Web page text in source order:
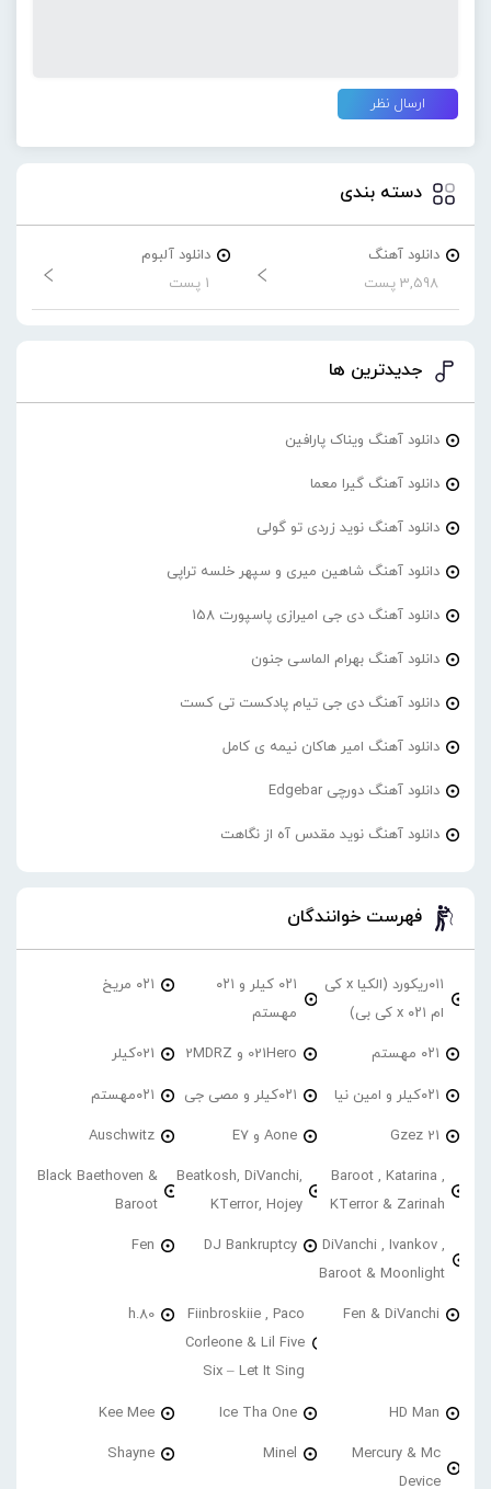
دسته بندی
دانلود آهنگ
3,598 پست
دانلود آلبوم
1 پست
جدیدترین ها
دانلود آهنگ ویناک پارافین
دانلود آهنگ گیرا معما
دانلود آهنگ نوید زردی تو گولی
دانلود آهنگ شاهین میری و سپهر خلسه تراپی
دانلود آهنگ دی جی امیرازی پاسپورت 158
دانلود آهنگ بهرام الماسی جنون
دانلود آهنگ دی جی تیام پادکست تی کست
دانلود آهنگ امیر هاکان نیمه ی کامل
دانلود آهنگ دورچی Edgebar
دانلود آهنگ نوید مقدس آه از نگاهت
فهرست خوانندگان
۰۱۱ریکورد (الکیا x کی
ام ۰۲۱ x کی بی)
۰۲۱ کیلر و ۰۲۱
مهستم
۰۲۱ مریخ
۰۲۱ مهستم 021Hero و 2MDRZ 021کیلر
۰۲۱کیلر و امین نیا ۰۲۱کیلر و مصی جی ۰۲۱مهستم
21 Gzez Aone و E7 Auschwitz
Baroot , Katarina ,
KTerror & Zarinah
Beatkosh, DiVanchi,
KTerror, Hojey
Black Baethoven &
Baroot
DiVanchi , Ivankov ,
Baroot & Moonlight
DJ Bankruptcy
Fen
Fen & DiVanchi
Fiinbroskiie , Paco
Corleone & Lil Five
Six – Let It Sing
h.80
HD Man
Ice Tha One
Kee Mee
Mercury & Mc
Device
Minel
Shayne